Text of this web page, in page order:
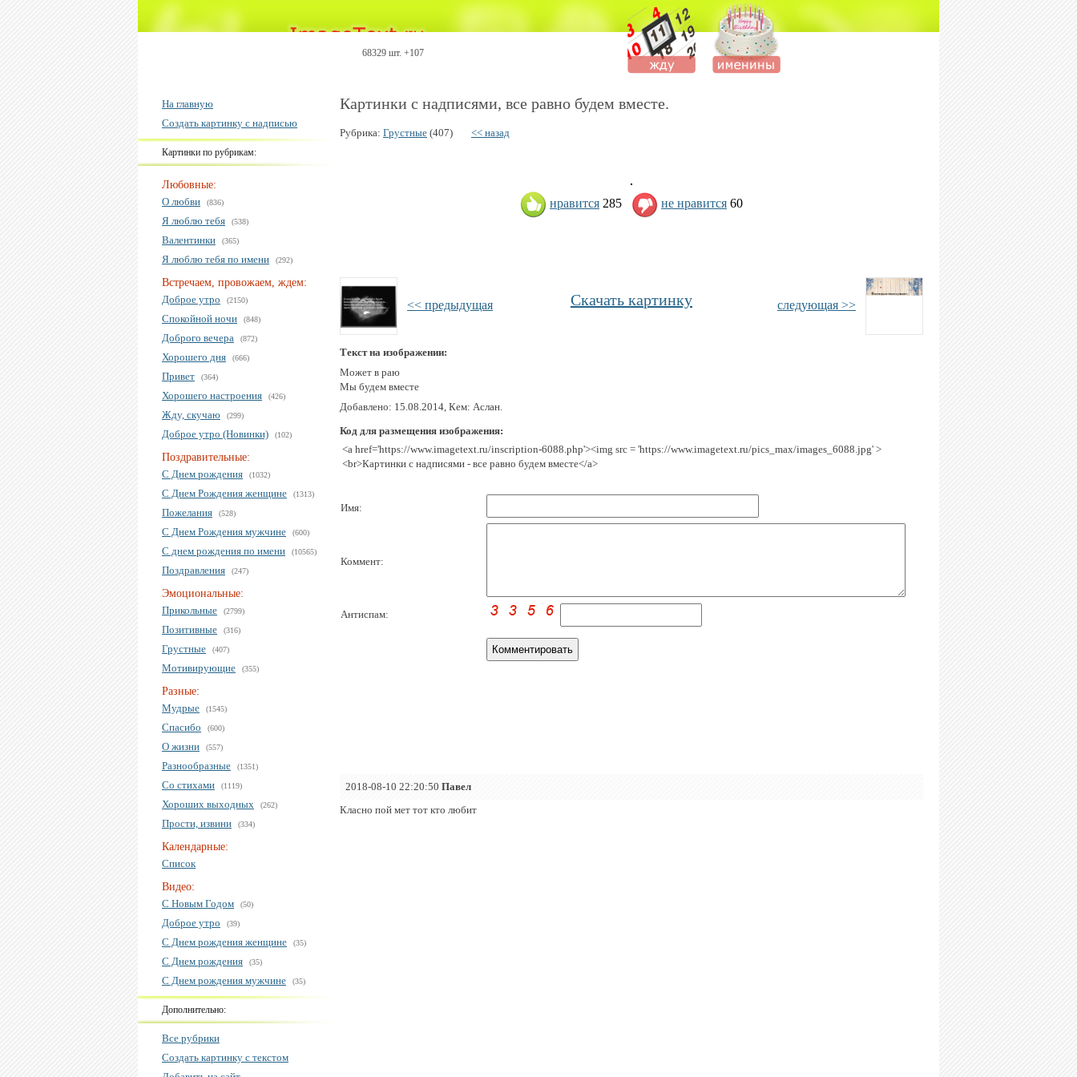
68329 шт. +107
На главную
Создать картинку с надписью
Картинки по рубрикам:
Любовные:
О любви
(836)
Я люблю тебя (538)
Валентинки (365)
Я люблю тебя по имени (292)
Встречаем, провожаем, ждем:
Доброе утро
(2150)
Спокойной ночи (848)
Доброго вечера (872)
Хорошего дня (666)
Привет (364)
Хорошего настроения (426)
Жду, скучаю (299)
Доброе утро (Новинки) (102)
Поздравительные:
С Днем рождения
(1032)
С Днем Рождения женщине (1313)
Пожелания (528)
С Днем Рождения мужчине (600)
С днем рождения по имени (10565)
Поздравления (247)
Эмоциональные:
Прикольные
(2799)
Позитивные (316)
Грустные (407)
Мотивирующие (355)
Разные:
Мудрые
(1545)
Спасибо (600)
О жизни (557)
Разнообразные (1351)
Со стихами (1119)
Хороших выходных (262)
Прости, извини (334)
Календарные:
Список
Видео:
С Новым Годом
(50)
Доброе утро (39)
С Днем рождения женщине (35)
С Днем рождения (35)
С Днем рождения мужчине (35)
Дополнительно:
Все рубрики
Создать картинку с текстом
Картинки с надписями, все равно будем вместе.
Рубрика: Грустные (407) << назад
нравится 285 не нравится 60
<< предыдущая следующая >>
Скачать картинку
Текст на изображении:
Может в раю
Мы будем вместе
Добавлено: 15.08.2014, Кем: Аслан.
Код для размещения изображения:
<a href='https://www.imagetext.ru/inscription-6088.php'><img src = 'https://www.imagetext.ru/pics_max/images_6088.jpg' >
<br>Картинки с надписями - все равно будем вместе</a>
Имя:
Коммент:
Антиспам:
2018-08-10 22:20:50 Павел
Класно пой мет тот кто любит